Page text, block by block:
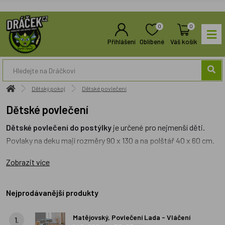
Přihlášení
0
Oblíbené
0
Váš košík
Dětský pokoj Dětské povlečení
Dětské povlečení
Dětské povlečení do postýlky je určené pro nejmenší děti.
Povlaky na deku mají rozměry 90 x 130 a na polštář 40 x 60 cm.
děti si spánek v novém povlečení užijí. Dětské povlečení do
Dětské povlečení do postele
Najdete tu povlečení v klasických rozměrech na velkou postel
Zobrazit více
Nejprodávanější produkty
1.
Matějovský, Povlečení Lada - Vláčení